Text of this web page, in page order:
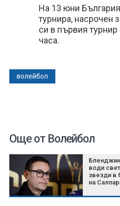
На 13 юни
турнира, насрочен
си в първия
часа.
волейбол
Още от Волейбол
води
звезди в
на